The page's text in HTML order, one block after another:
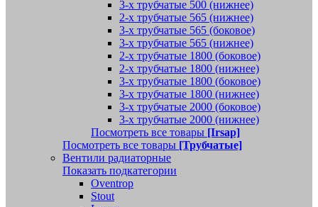
3-х трубчатые 500 (нижнее)
2-х трубчатые 565 (нижнее)
3-х трубчатые 565 (боковое)
3-х трубчатые 565 (нижнее)
2-х трубчатые 1800 (боковое)
2-х трубчатые 1800 (нижнее)
3-х трубчатые 1800 (боковое)
3-х трубчатые 1800 (нижнее)
3-х трубчатые 2000 (боковое)
3-х трубчатые 2000 (нижнее)
Посмотреть все товары [Irsap]
Посмотреть все товары [Трубчатые]
Вентили радиаторные
Показать подкатегории
Oventrop
Stout